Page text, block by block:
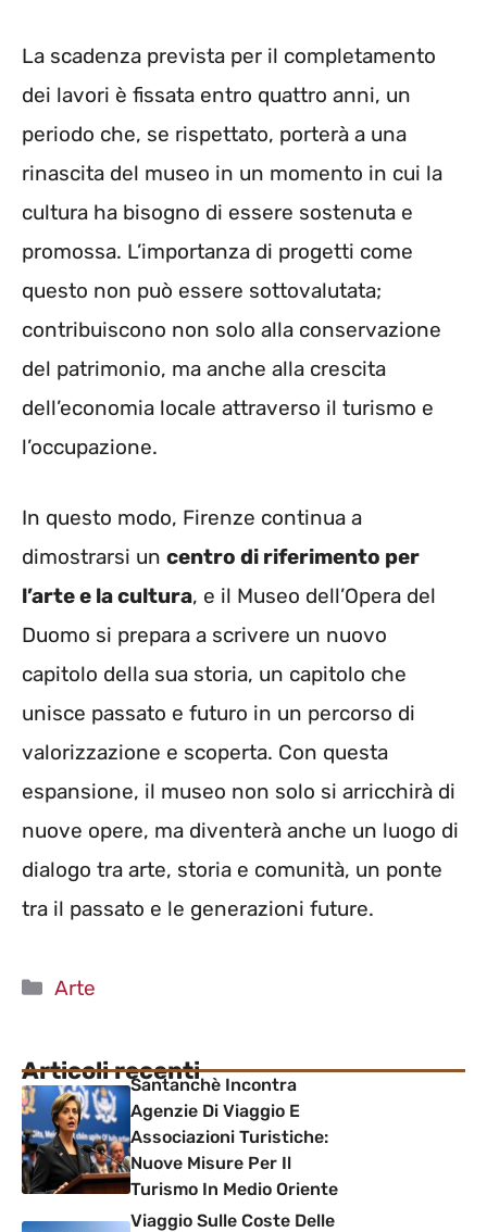
La scadenza prevista per il completamento
dei lavori è fissata entro quattro anni, un
periodo che, se rispettato, porterà a una
rinascita del museo in un momento in cui la
cultura ha bisogno di essere sostenuta e
promossa. L’importanza di progetti come
questo non può essere sottovalutata;
contribuiscono non solo alla conservazione
del patrimonio, ma anche alla crescita
dell’economia locale attraverso il turismo e
l’occupazione.
In questo modo, Firenze continua a
dimostrarsi un centro di riferimento per
l’arte e la cultura, e il Museo dell’Opera del
Duomo si prepara a scrivere un nuovo
capitolo della sua storia, un capitolo che
unisce passato e futuro in un percorso di
valorizzazione e scoperta. Con questa
espansione, il museo non solo si arricchirà di
nuove opere, ma diventerà anche un luogo di
dialogo tra arte, storia e comunità, un ponte
tra il passato e le generazioni future.
Categorie
Arte
Articoli recentiSantanchè Incontra
Agenzie Di Viaggio E
Associazioni Turistiche:
Nuove Misure Per Il
Turismo In Medio Oriente
Viaggio Sulle Coste Delle